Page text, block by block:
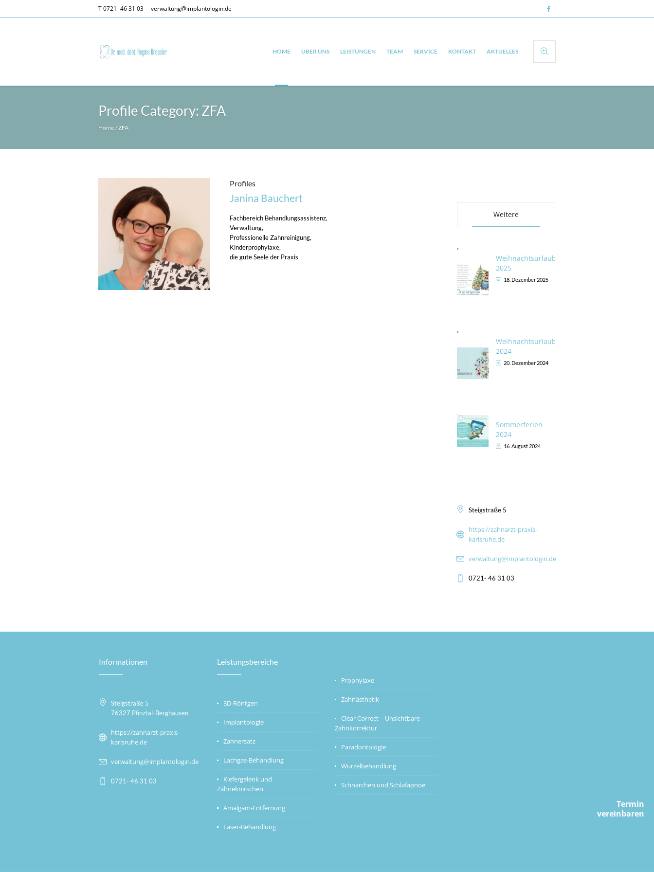
T 0721- 46 31 03 verwaltung@implantologin.de
HOME ÜBER UNS LEISTUNGEN TEAM SERVICE KONTAKT AKTUELLES
Profile Category: ZFA
Home /ZFA
Profiles
Janina Bauchert
Fachbereich Behandlungsassistenz,
Verwaltung,
Professionelle Zahnreinigung,
Kinderprophylaxe,
die gute Seele der Praxis
Weitere
Weihnachtsurlaub
2025
18. Dezember 2025
Weihnachtsurlaub
2024
20. Dezember 2024
Sommerferien
2024
16. August 2024
Steigstraße 5
https://zahnarzt-praxis-
karlsruhe.de
verwaltung@implantologin.de
0721- 46 31 03
Informationen
Steigstraße 5
76327 Pfinztal-Berghausen
https://zahnarzt-praxis-
karlsruhe.de
verwaltung@implantologin.de
0721- 46 31 03
Leistungsbereiche
3D-Röntgen
Implantologie
Zahnersatz
Lachgas-Behandlung
Kiefergelenk und
Zähneknirschen
Amalgam-Entfernung
Laser-Behandlung
Prophylaxe
Zahnästhetik
Clear Correct – Unsichtbare
Zahnkorrektur
Paradontologie
Wurzelbehandlung
Schnarchen und Schlafapnoe
Termin
vereinbaren